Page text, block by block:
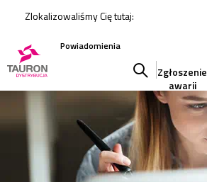
Zlokalizowaliśmy Cię tutaj:
Powiadomienia
Szukaj
w
serwisie
Zgłoszenie
awarii